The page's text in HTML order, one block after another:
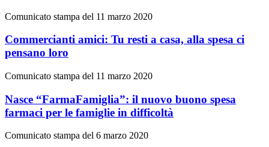
Comunicato stampa del 11 marzo 2020
Commercianti amici: Tu resti a casa, alla spesa ci
pensano loro
Comunicato stampa del 11 marzo 2020
Nasce “FarmaFamiglia”: il nuovo buono spesa
farmaci per le famiglie in difficoltà
Comunicato stampa del 6 marzo 2020